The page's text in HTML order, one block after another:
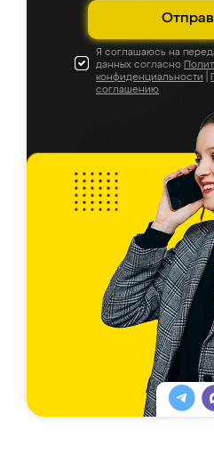
Я соглашаюсь на
данных согласно
конфиденциальности
соглашению